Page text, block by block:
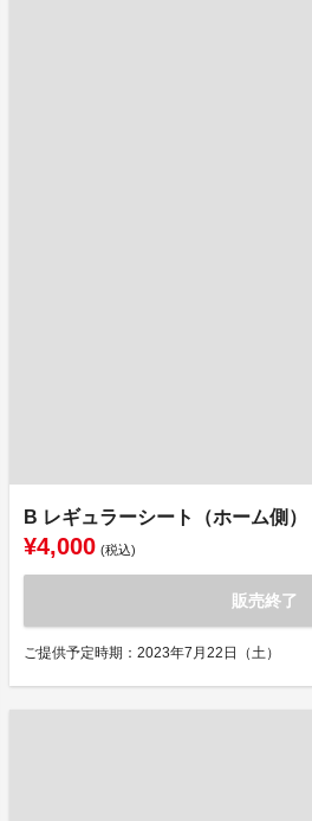
B レギュラーシート（ホーム側）
¥4,000 (税込)
販売終了
ご提供予定時期：2023年7月22日（土）